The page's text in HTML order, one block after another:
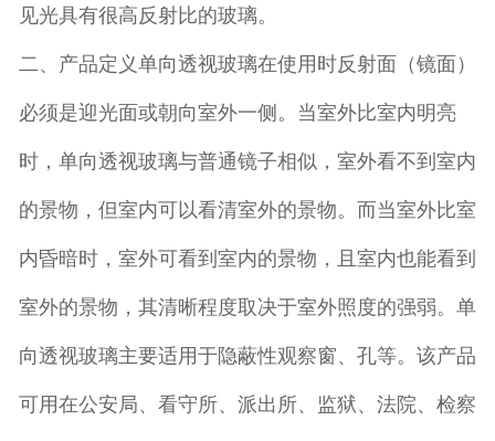
见光具有很高反射比的玻璃。
二、产品定义单向透视玻璃在使用时反射面（镜面）
必须是迎光面或朝向室外一侧。当室外比室内明亮
时，单向透视玻璃与普通镜子相似，室外看不到室内
的景物，但室内可以看清室外的景物。而当室外比室
内昏暗时，室外可看到室内的景物，且室内也能看到
室外的景物，其清晰程度取决于室外照度的强弱。单
向透视玻璃主要适用于隐蔽性观察窗、孔等。该产品
可用在公安局、看守所、派出所、监狱、法院、检察